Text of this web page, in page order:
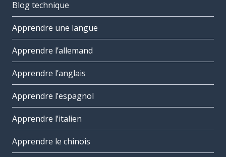
Blog technique
Apprendre une langue
Apprendre l’allemand
Apprendre l’anglais
Apprendre l’espagnol
Apprendre l’italien
Apprendre le chinois